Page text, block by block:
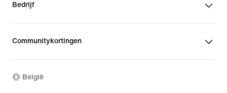
Bedrijf
Communitykortingen
België